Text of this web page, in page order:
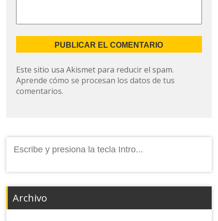
Este sitio usa Akismet para reducir el spam.
Aprende cómo se procesan los datos de tus
comentarios.
Archivo